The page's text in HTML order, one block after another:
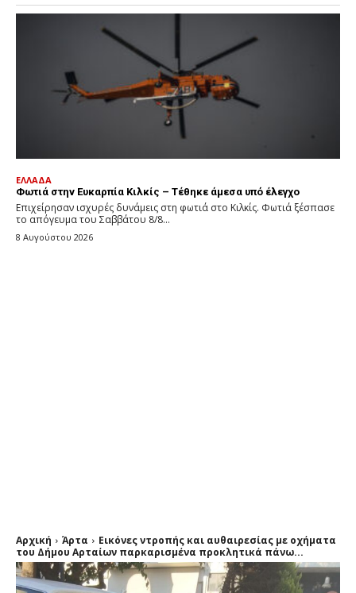
ΕΛΛΑΔΑ
Φωτιά στην Ευκαρπία Κιλκίς – Τέθηκε άμεσα υπό έλεγχο
Επιχείρησαν ισχυρές δυνάμεις στη φωτιά στο Κιλκίς. Φωτιά ξέσπασε
το απόγευμα του Σαββάτου 8/8...
8 Αυγούστου 2026